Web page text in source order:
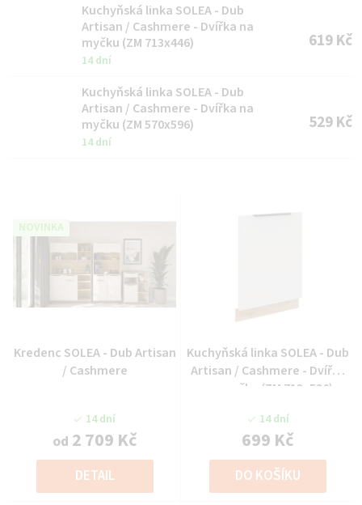
Kuchyňská linka SOLEA - Dub
Artisan / Cashmere - Dvířka na
myčku (ZM 713x446)
14 dní
619 Kč
Kuchyňská linka SOLEA - Dub
Artisan / Cashmere - Dvířka na
myčku (ZM 570x596)
14 dní
529 Kč
NOVINKA
Kredenc SOLEA - Dub Artisan
/ Cashmere
14 dní
od 2 709 Kč
DETAIL
Kuchyňská linka SOLEA - Dub
Artisan / Cashmere - Dvířka
na myčku (ZM 713x596)
14 dní
699 Kč
DO KOŠÍKU